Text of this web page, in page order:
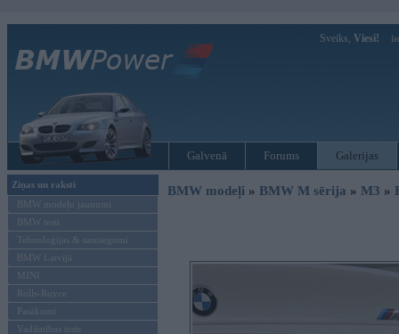
Sveiks, Viesi!
Galvenā Forums Galerijas
Ziņas un raksti
BMW modeļu jaunumi
BMW testi
Tehnoloģijas & sasniegumi
BMW Latvijā
MINI
Rolls-Royce
Pasākumi
Vadāmības tests
BMW modeļi » BMW M sērija » M3 »